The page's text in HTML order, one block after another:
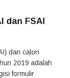
dan FSAI
dan calon
2019 adalah
formulir